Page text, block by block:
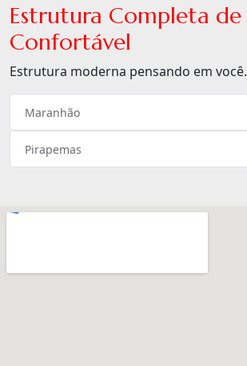
Estrutura Completa de
Confortável
Estrutura moderna pensando em você.
Maranhão
Pirapemas